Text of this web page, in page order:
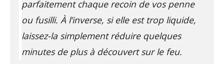
parfaitement chaque recoin de vos penne
ou fusilli. À l’inverse, si elle est trop liquide,
laissez-la simplement réduire quelques
minutes de plus à découvert sur le feu.